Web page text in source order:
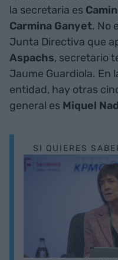
la secretaria es
Carmina Ganyet. No
Junta Directiva que
Aspachs, secretario
Jaume Guardiola. En
entidad, hay otras
general es Miquel
SI QUIERES